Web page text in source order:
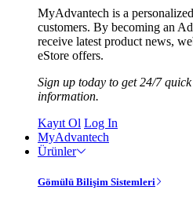
MyAdvantech is a
customers. By becoming an
receive latest product news,
eStore offers.
Sign up today to get 24/7
information.
Kayıt Ol Log In
MyAdvantech
Ürünler
Gömülü Bilişim Sistemleri